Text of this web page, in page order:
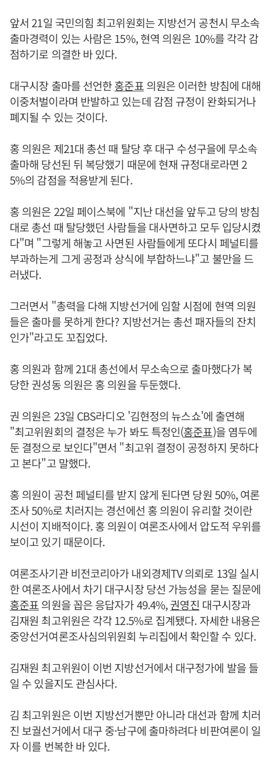
앞서 21일 국민의힘 최고위원회는 지방선거 공천시 무소속
출마경력이 있는 사람은 15%, 현역 의원은 10%를 각각 감
점하기로 의결한 바 있다.
대구시장 출마를 선언한홍준표의원은 이러한 방침에 대해
이중처벌이라며 반발하고 있는데 감점 규정이 완화되거나
폐지될 수 있는 것이다.
홍 의원은 제21대 총선 때 탈당 후 대구 수성구을에 무소속
출마해 당선된 뒤 복당했기 때문에 현재 규정대로라면 2
5%의 감점을 적용받게 된다.
홍 의원은 22일 페이스북에 "지난 대선을 앞두고 당의 방침
대로 총선 때 탈당했던 사람들을 대사면하고 모두 입당시켰
다"며 "그렇게 해놓고 사면된 사람들에게 또다시 페널티를
부과하는게 그게 공정과 상식에 부합하느냐"고 불만을 드
러냈다.
그러면서 "총력을 다해 지방선거에 임할 시점에 현역 의원
들은 출마를 못하게 한다? 지방선거는 총선 패자들의 잔치
인가"라고도 꼬집었다.
홍 의원과 함께 21대 총선에서 무소속으로 출마했다가 복
당한 권성동 의원은 홍 의원을 두둔했다.
권 의원은 23일 CBS라디오 '김현정의 뉴스쇼'에 출연해
"최고위원회의 결정은 누가 봐도 특정인(홍준표)을 염두에
둔 결정으로 보인다"면서 "최고위 결정이 공정하지 못하다
고 본다"고 말했다.
홍 의원이 공천 페널티를 받지 않게 된다면 당원 50%, 여론
조사 50%로 치러지는 경선에선 홍 의원이 유리할 것이란
시선이 지배적이다. 홍 의원이 여론조사에서 압도적 우위를
보이고 있기 때문이다.
여론조사기관 비전코리아가 내외경제TV 의뢰로 13일 실시
한 여론조사에서 차기 대구시장 당선 가능성을 묻는 질문에
홍준표의원을 꼽은 응답자가 49.4%,권영진 대구시장과
김재원 최고위원은 각각 12.5%로 집계됐다. 자세한 내용은
중앙선거여론조사심의위원회 누리집에서 확인할 수 있다.
김재원 최고위원이 이번 지방선거에서 대구정가에 발을 들
일 수 있을지도 관심사다.
김 최고위원은 이번 지방선거뿐만 아니라 대선과 함께 치러
진 보궐선거에서 대구 중·남구에 출마하려다 비판여론이 일
자 이를 번복한 바 있다.